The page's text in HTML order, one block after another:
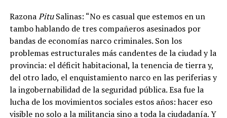
RazonaPituSalinas: “No es casual que estemos en un
tambo hablando de tres compañeros asesinados por
bandas de economías narco criminales. Son los
problemas estructurales más candentes de la ciudad y la
provincia: el déficit habitacional, la tenencia de tierra y,
del otro lado, el enquistamiento narco en las periferias y
la ingobernabilidad de la seguridad pública. Esa fue la
lucha de los movimientos sociales estos años: hacer eso
visible no solo a la militancia sino a toda la ciudadanía.Y